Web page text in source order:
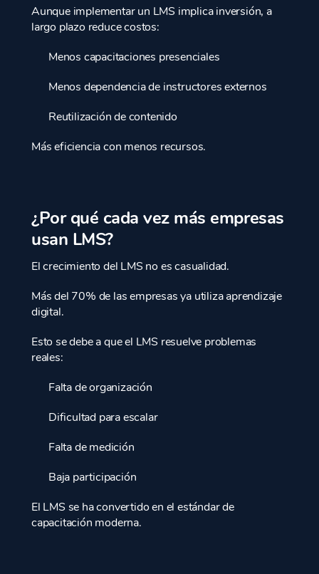
Aunque implementar un LMS implica inversión, a
largo plazo reduce costos:
Menos capacitaciones presenciales
Menos dependencia de instructores externos
Reutilización de contenido
Más eficiencia con menos recursos.
¿Por qué cada vez más empresas
usan LMS?
El crecimiento del LMS no es casualidad.
Más del 70% de las empresas ya utiliza aprendizaje
digital.
Esto se debe a que el LMS resuelve problemas
reales:
Falta de organización
Dificultad para escalar
Falta de medición
Baja participación
El LMS se ha convertido en el estándar de
capacitación moderna.